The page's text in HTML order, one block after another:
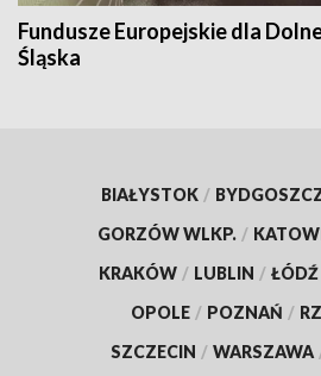
Fundusze Europejskie dla
Śląska
BIAŁYSTOK /
GORZÓW WLKP. /
KRAKÓW / LUBLIN / ŁÓDŹ
OPOLE / POZNAŃ /
SZCZECIN / WARSZAWA